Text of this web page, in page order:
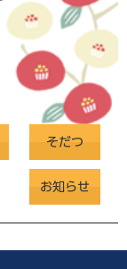
そだつ
お知らせ